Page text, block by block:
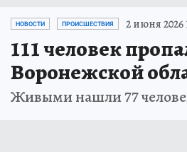
НОВОСТИ ПРОИСШЕСТВИЯ 2 июня 2026
111 человек
Воронежской
Живыми нашли 77